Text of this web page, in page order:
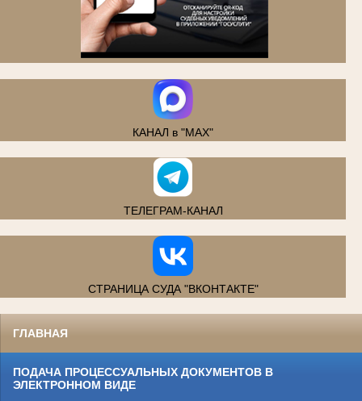
КАНАЛ в "MAX"
ТЕЛЕГРАМ-КАНАЛ
СТРАНИЦА СУДА "ВКОНТАКТЕ"
ГЛАВНАЯ
ПОДАЧА ПРОЦЕССУАЛЬНЫХ ДОКУМЕНТОВ В
ЭЛЕКТРОННОМ ВИДЕ